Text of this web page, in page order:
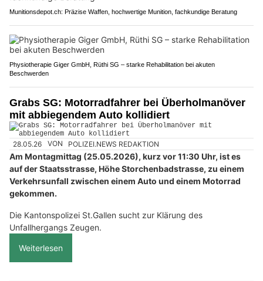
Munitionsdepot.ch: Präzise Waffen, hochwertige Munition, fachkundige Beratung
Physiotherapie Giger GmbH, Rüthi SG – starke Rehabilitation bei akuten
Beschwerden
Grabs SG: Motorradfahrer bei Überholmanöver
mit abbiegendem Auto kollidiert
28.05.26 VON POLIZEI.NEWS REDAKTION
Am Montagmittag (25.05.2026), kurz vor 11:30 Uhr, ist es
auf der Staatsstrasse, Höhe Storchenbadstrasse, zu einem
Verkehrsunfall zwischen einem Auto und einem Motorrad
gekommen.
Die Kantonspolizei St.Gallen sucht zur Klärung des
Unfallhergangs Zeugen.
Weiterlesen